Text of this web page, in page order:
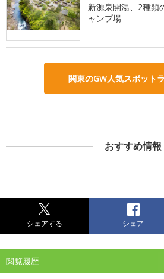
新源泉開湯、2種類
ャンプ場
関東のGW人気スポット
おすすめ情報
シェアする シェア
閲覧履歴